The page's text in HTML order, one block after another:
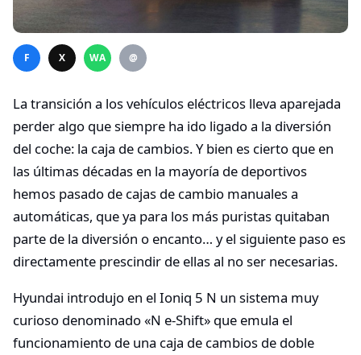
F X WA @
La transición a los vehículos eléctricos lleva aparejada
perder algo que siempre ha ido ligado a la diversión
del coche: la caja de cambios. Y bien es cierto que en
las últimas décadas en la mayoría de deportivos
hemos pasado de cajas de cambio manuales a
automáticas, que ya para los más puristas quitaban
parte de la diversión o encanto… y el siguiente paso es
directamente prescindir de ellas al no ser necesarias.
Hyundai introdujo en el Ioniq 5 N un sistema muy
curioso denominado «N e-Shift» que emula el
funcionamiento de una caja de cambios de doble